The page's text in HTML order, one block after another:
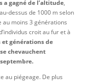
a gagné de l’altitude,
dessus de 1000 m selon
au moins 3 générations
croit au fur et à
et générations de
chevauchent
au piégeage. De plus